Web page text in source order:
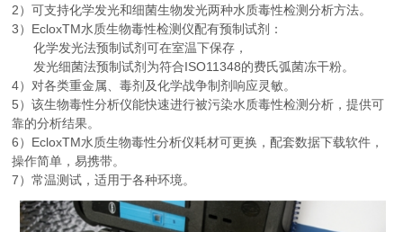
2）可支持化学发光和细菌生物发光两种水质毒性检测分析方法。
3）EcloxTM水质生物毒性检测仪配有预制试剂：
化学发光法预制试剂可在室温下保存，
发光细菌法预制试剂为符合ISO11348的费氏弧菌冻干粉。
4）对各类重金属、毒剂及化学战争制剂响应灵敏。
5）该生物毒性分析仪能快速进行被污染水质毒性检测分析，提供可
靠的分析结果。
6）EcloxTM水质生物毒性分析仪耗材可更换，配套数据下载软件，
操作简单，易携带。
7）常温测试，适用于各种环境。